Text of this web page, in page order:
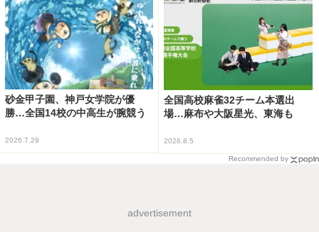
砂金甲子園、神戸女学院が優
勝…全国14校の中高生が腕競う
2026.7.29
全国高校麻雀32チーム本選出
場…麻布や大阪星光、東海も
2026.8.5
Recommended by
advertisement